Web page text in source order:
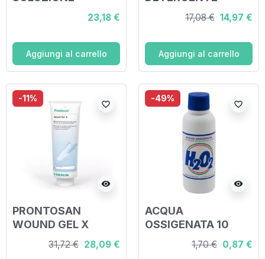
DETERGENTE PER
LESIONI CRONICHE
23,18 €
Aggiungi al carrello
IDRATANTE IN GEL
PER LESIONI
17,08 € 14,97 €
Aggiungi al carrello
-11%
visibility
favorite_border
PRONTOSAN
WOUND GEL X
SOLUZIONE
DETERGENTE
31,72 € 28,09 €
-49%
visibility
favorite_border
ACQUA
OSSIGENATA 10
VOLUMI 250 ML
1,70 € 0,87 €